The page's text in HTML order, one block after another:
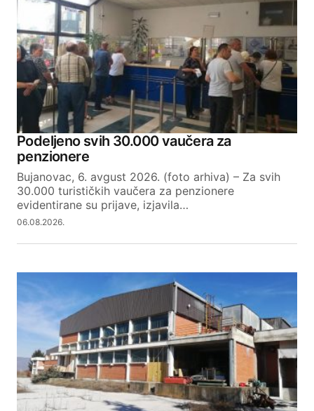
Podeljeno svih 30.000 vaučera za
penzionere
Bujanovac, 6. avgust 2026. (foto arhiva) – Za svih
30.000 turističkih vaučera za penzionere
evidentirane su prijave, izjavila…
06.08.2026.